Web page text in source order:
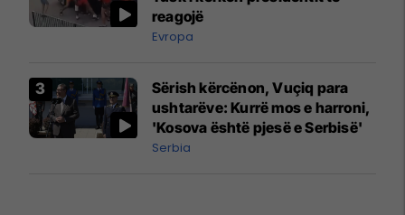
reagojë
Evropa
Sërish kërcënon, Vuçiq para
ushtarëve: Kurrë mos e harroni,
'Kosova është pjesë e Serbisë'
Serbia